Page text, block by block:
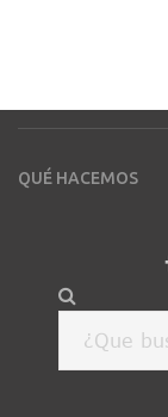
QUÉ HACEMOS